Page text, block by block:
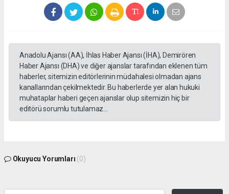
Anadolu Ajansı (AA), İhlas Haber Ajansı (İHA), Demirören
Haber Ajansı (DHA) ve diğer ajanslar tarafından eklenen tüm
haberler, sitemizin editörlerinin müdahalesi olmadan ajans
kanallarından çekilmektedir. Bu haberlerde yer alan hukuki
muhataplar haberi geçen ajanslar olup sitemizin hiç bir
editörü sorumlu tutulamaz...
Okuyucu Yorumları (0)